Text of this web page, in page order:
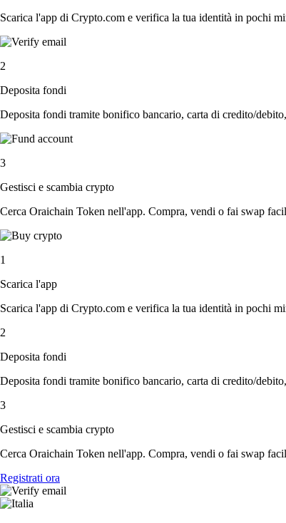
Scarica l'app di Crypto.com e verifica la tua identità in pochi
2
Deposita fondi
Deposita fondi tramite bonifico bancario, carta di credito/
3
Gestisci e scambia crypto
Cerca Oraichain Token nell'app. Compra, vendi o fai swap
1
Scarica l'app
Scarica l'app di Crypto.com e verifica la tua identità in pochi
2
Deposita fondi
Deposita fondi tramite bonifico bancario, carta di credito/
3
Gestisci e scambia crypto
Cerca Oraichain Token nell'app. Compra, vendi o fai swap
Registrati ora